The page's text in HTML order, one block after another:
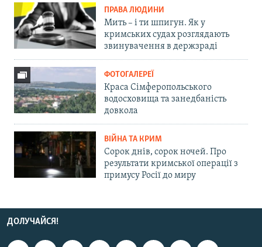
ПРАВА ЛЮДИНИ
Мить – і ти шпигун. Як у
кримських судах розглядають
звинувачення в держзраді
ФОТОГАЛЕРЕЇ
Краса Сімферопольського
водосховища та занедбаність
довкола
ВІЙНА ТА КРИМ
Сорок днів, сорок ночей. Про
результати кримської операції з
примусу Росії до миру
ДОЛУЧАЙСЯ!